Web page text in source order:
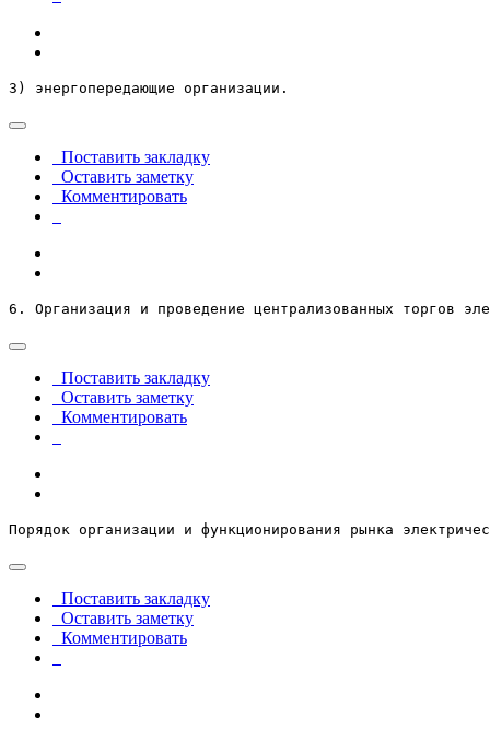
3) энергопередающие организации.
Поставить закладку
Оставить заметку
Комментировать
6. Организация и проведение централизованных торгов
Поставить закладку
Оставить заметку
Комментировать
Порядок организации и функционирования рынка
Поставить закладку
Оставить заметку
Комментировать